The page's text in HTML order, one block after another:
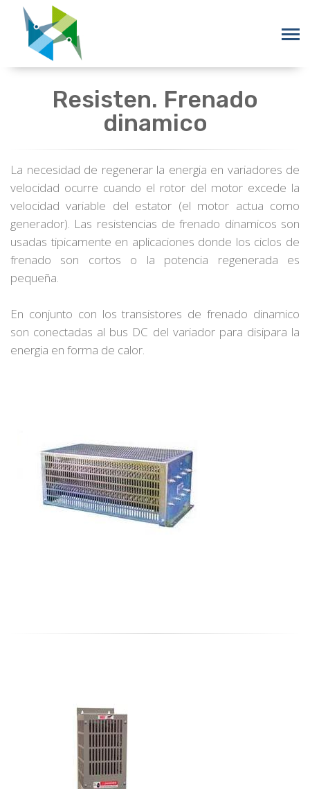
Resisten. Frenado
dinamico
La necesidad de regenerar la energia en variadores de
velocidad ocurre cuando el rotor del motor excede la
velocidad variable del estator (el motor actua como
generador). Las resistencias de frenado dinamicos son
usadas tipicamente en aplicaciones donde los ciclos de
frenado son cortos o la potencia regenerada es
pequeña.
En conjunto con los transistores de frenado dinamico
son conectadas al bus DC del variador para disipara la
energia en forma de calor.